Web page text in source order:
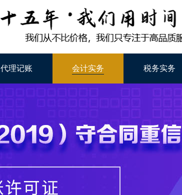
代理记账 会计实务 税务实务